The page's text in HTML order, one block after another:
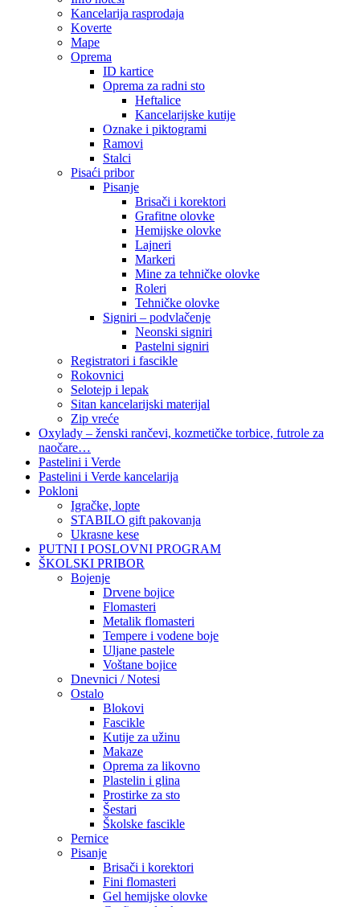
Kancelarija rasprodaja
Koverte
Mape
Oprema
ID kartice
Oprema za radni sto
Heftalice
Kancelarijske kutije
Oznake i piktogrami
Ramovi
Stalci
Pisaći pribor
Pisanje
Brisači i korektori
Grafitne olovke
Hemijske olovke
Lajneri
Markeri
Mine za tehničke olovke
Roleri
Tehničke olovke
Signiri – podvlačenje
Neonski signiri
Pastelni signiri
Registratori i fascikle
Rokovnici
Selotejp i lepak
Sitan kancelarijski materijal
Zip vreće
Oxylady – ženski rančevi, kozmetičke torbice, futrole za
naočare…
Pastelini i Verde
Pastelini i Verde kancelarija
Pokloni
Igračke, lopte
STABILO gift pakovanja
Ukrasne kese
PUTNI I POSLOVNI PROGRAM
ŠKOLSKI PRIBOR
Bojenje
Drvene bojice
Flomasteri
Metalik flomasteri
Tempere i vodene boje
Uljane pastele
Voštane bojice
Dnevnici / Notesi
Ostalo
Blokovi
Fascikle
Kutije za užinu
Makaze
Oprema za likovno
Plastelin i glina
Prostirke za sto
Šestari
Školske fascikle
Pernice
Pisanje
Brisači i korektori
Fini flomasteri
Gel hemijske olovke